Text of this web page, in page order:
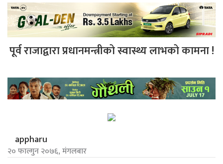
पूर्व राजाद्वारा प्रधानमन्त्रीको स्वास्थ्य लाभको कामना !
appharu
२० फाल्गुन २०७६, मंगलबार